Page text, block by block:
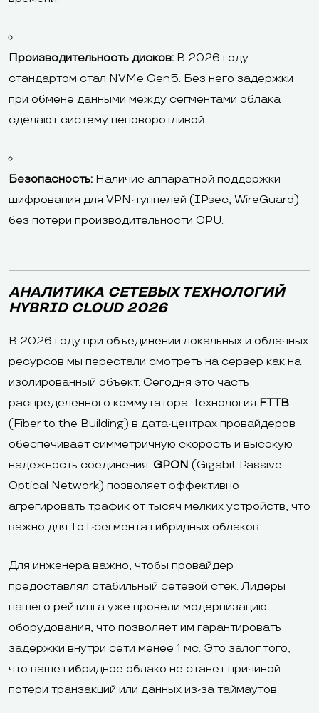
Производительность дисков: В 2026 году
стандартом стал NVMe Gen5. Без него задержки
при обмене данными между сегментами облака
сделают систему неповоротливой.
Безопасность: Наличие аппаратной поддержки
шифрования для VPN-туннелей (IPsec, WireGuard)
без потери производительности CPU.
АНАЛИТИКА СЕТЕВЫХ ТЕХНОЛОГИЙ
HYBRID CLOUD 2026
В 2026 году при объединении локальных и облачных
ресурсов мы перестали смотреть на сервер как на
изолированный объект. Сегодня это часть
распределенного коммутатора. Технология FTTB
(Fiber to the Building) в дата-центрах провайдеров
обеспечивает симметричную скорость и высокую
надежность соединения. GPON (Gigabit Passive
Optical Network) позволяет эффективно
агрегировать трафик от тысяч мелких устройств, что
важно для IoT-сегмента гибридных облаков.
Для инженера важно, чтобы провайдер
предоставлял стабильный сетевой стек. Лидеры
нашего рейтинга уже провели модернизацию
оборудования, что позволяет им гарантировать
задержки внутри сети менее 1 мс. Это залог того,
что ваше гибридное облако не станет причиной
потери транзакций или данных из-за таймаутов.